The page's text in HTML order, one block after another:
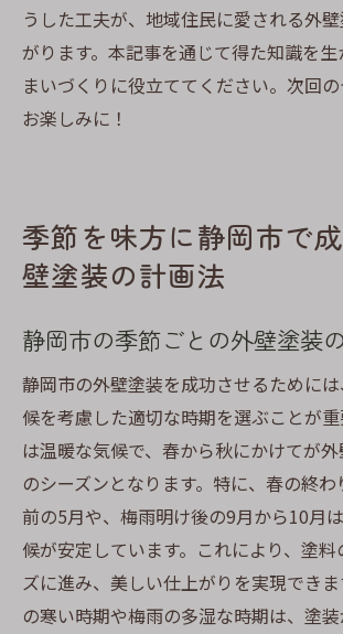
うした工夫が、地域住民に愛される外
がります。本記事を通じて得た知識を
まいづくりに役立ててください。次回
お楽しみに！
季節を味方に静岡市で
壁塗装の計画法
静岡市の季節ごとの外壁塗装
静岡市の外壁塗装を成功させるために
候を考慮した適切な時期を選ぶことが
は温暖な気候で、春から秋にかけてが
のシーズンとなります。特に、春の終わ
前の5月や、梅雨明け後の9月から10月
候が安定しています。これにより、塗
ズに進み、美しい仕上がりを実現でき
の寒い時期や梅雨の多湿な時期は、塗装